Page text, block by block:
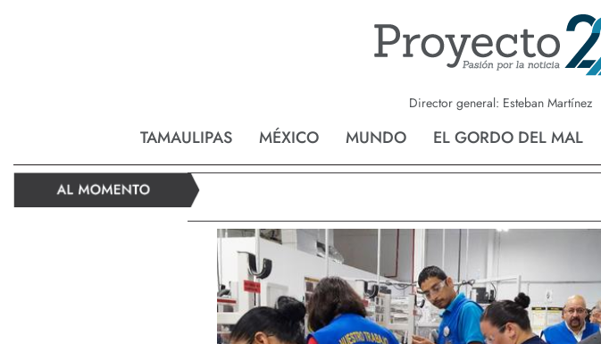
Director general: Esteban Martínez
TAMAULIPAS MÉXICO MUNDO EL GORDO DEL MAL
Reynosa Nvo. Laredo